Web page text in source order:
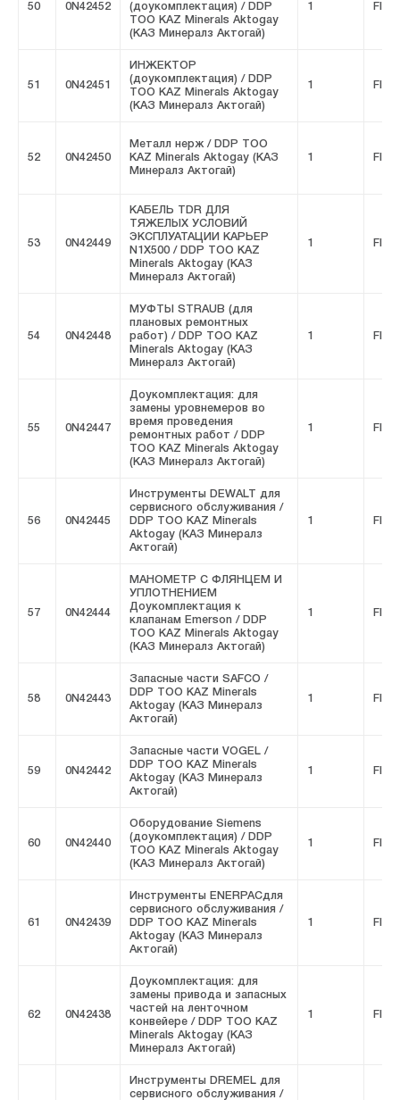
50 0N42452
(доукомплектация) / DDP
ТОО KAZ Minerals Aktogay
(КАЗ Минералз Актогай)
1 FIVE
51 0N42451
ИНЖЕКТОР
(доукомплектация) / DDP
ТОО KAZ Minerals Aktogay
(КАЗ Минералз Актогай)
1 FIVE
52 0N42450
Металл нерж / DDP ТОО
KAZ Minerals Aktogay (КАЗ
Минералз Актогай)
1 FIVE
53 0N42449
КАБЕЛЬ TDR ДЛЯ
ТЯЖЕЛЫХ УСЛОВИЙ
ЭКСПЛУАТАЦИИ КАРЬЕР
N1X500 / DDP ТОО KAZ
Minerals Aktogay (КАЗ
Минералз Актогай)
1 FIVE
54 0N42448
МУФТЫ STRAUB (для
плановых ремонтных
работ) / DDP ТОО KAZ
Minerals Aktogay (КАЗ
Минералз Актогай)
1 FIVE
55 0N42447
Доукомплектация: для
замены уровнемеров во
время проведения
ремонтных работ / DDP
ТОО KAZ Minerals Aktogay
(КАЗ Минералз Актогай)
1 FIVE
56 0N42445
Инструменты DEWALT для
сервисного обслуживания /
DDP ТОО KAZ Minerals
Aktogay (КАЗ Минералз
Актогай)
1 FIVE
57 0N42444
МАНОМЕТР С ФЛЯНЦЕМ И
УПЛОТНЕНИЕМ
Доукомплектация к
клапанам Emerson / DDP
ТОО KAZ Minerals Aktogay
(КАЗ Минералз Актогай)
1 FIVE
58 0N42443
Запасные части SAFCO /
DDP ТОО KAZ Minerals
Aktogay (КАЗ Минералз
Актогай)
1 FIVE
59 0N42442
Запасные части VOGEL /
DDP ТОО KAZ Minerals
Aktogay (КАЗ Минералз
Актогай)
1 FIVE
60 0N42440
Оборудование Siemens
(доукомплектация) / DDP
ТОО KAZ Minerals Aktogay
(КАЗ Минералз Актогай)
1 FIVE
61 0N42439
Инструменты ENERPACдля
сервисного обслуживания /
DDP ТОО KAZ Minerals
Aktogay (КАЗ Минералз
Актогай)
1 FIVE
62 0N42438
Доукомплектация: для
замены привода и запасных
частей на ленточном
конвейере / DDP ТОО KAZ
Minerals Aktogay (КАЗ
Минералз Актогай)
1 FIVE
Инструменты DREMEL для
сервисного обслуживания /